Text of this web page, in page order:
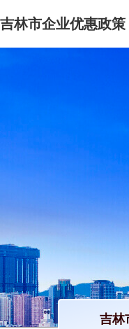
吉林市企业优惠政策
吉林